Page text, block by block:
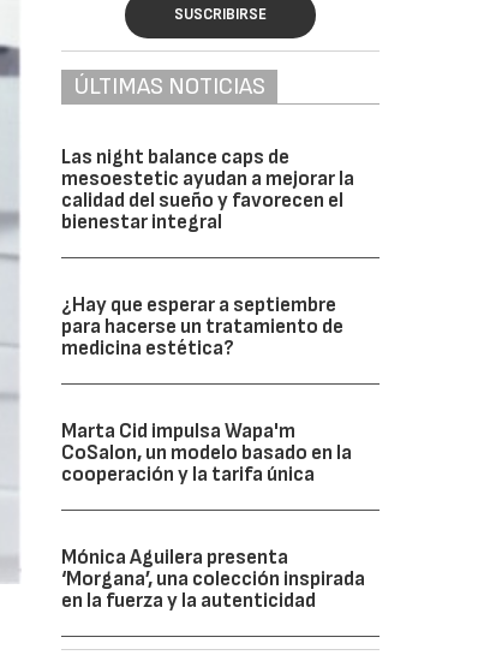
SUSCRIBIRSE
ÚLTIMAS NOTICIAS
Las night balance caps de
mesoestetic ayudan a mejorar la
calidad del sueño y favorecen el
bienestar integral
¿Hay que esperar a septiembre
para hacerse un tratamiento de
medicina estética?
Marta Cid impulsa Wapa'm
CoSalon, un modelo basado en la
cooperación y la tarifa única
Mónica Aguilera presenta
‘Morgana’, una colección inspirada
en la fuerza y la autenticidad